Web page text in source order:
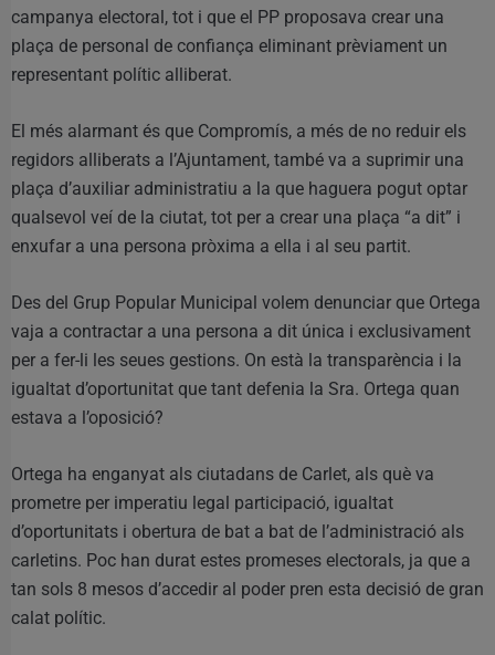
campanya electoral, tot i que el PP proposava crear una
plaça de personal de confiança eliminant prèviament un
representant polític alliberat.
El més alarmant és que Compromís, a més de no reduir els
regidors alliberats a l’Ajuntament, també va a suprimir una
plaça d’auxiliar administratiu a la que haguera pogut optar
qualsevol veí de la ciutat, tot per a crear una plaça “a dit” i
enxufar a una persona pròxima a ella i al seu partit.
Des del Grup Popular Municipal volem denunciar que Ortega
vaja a contractar a una persona a dit única i exclusivament
per a fer-li les seues gestions. On està la transparència i la
igualtat d’oportunitat que tant defenia la Sra. Ortega quan
estava a l’oposició?
Ortega ha enganyat als ciutadans de Carlet, als què va
prometre per imperatiu legal participació, igualtat
d’oportunitats i obertura de bat a bat de l’administració als
carletins. Poc han durat estes promeses electorals, ja que a
tan sols 8 mesos d’accedir al poder pren esta decisió de gran
calat polític.